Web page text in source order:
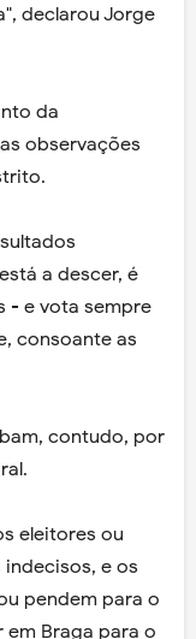
declarou Jorge
da
observações
a descer, é
- e vota sempre
consoante as
contudo, por
eleitores ou
e os
pendem para o
Braga para o